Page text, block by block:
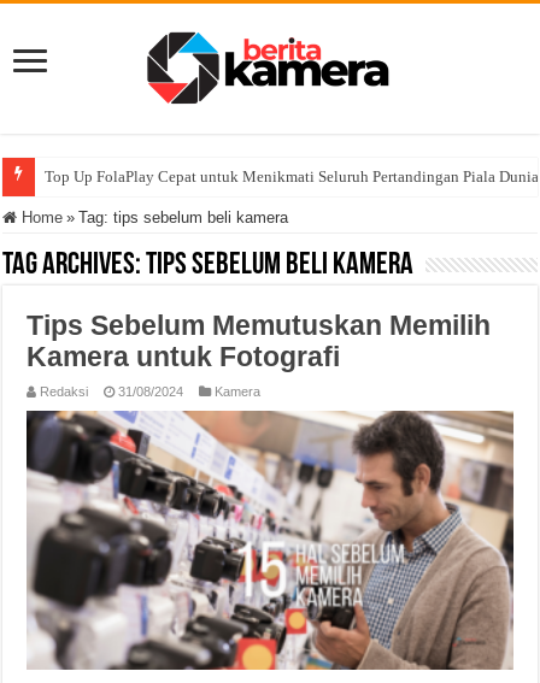
Top Up FolaPlay Cepat untuk Menikmati Seluruh Pertandingan Piala
Home » Tag:tips sebelum beli kamera
Tag Archives:tips sebelum beli kamera
Tips Sebelum Memutuskan Memilih
Kamera untuk Fotografi
Redaksi 31/08/2024 Kamera